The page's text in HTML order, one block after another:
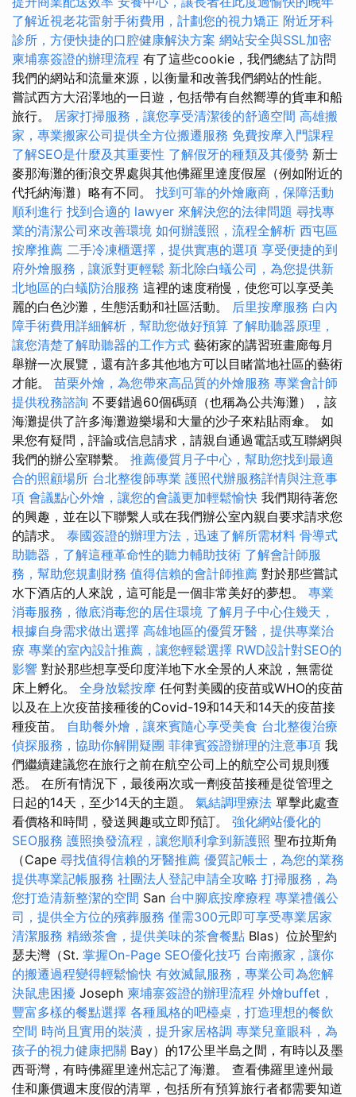
了解近視老花雷射手術費用，計劃您的視力矯正 附近牙科
診所，方便快捷的口腔健康解決方案 網站安全與SSL加密
柬埔寨簽證的辦理流程 有了這些cookie，我們總結了訪問
我們的網站和流量來源，以衡量和改善我們網站的性能。
嘗試西方大沼澤地的一日遊，包括帶有自然嚮導的貨車和船
旅行。 居家打掃服務，讓您享受清潔後的舒適空間 高雄搬
家，專業搬家公司提供全方位搬遷服務 免費按摩入門課程
了解SEO是什麼及其重要性 了解假牙的種類及其優勢 新士
麥那海灘的衝浪交界處與其他佛羅里達度假屋（例如附近的
代托納海灘）略有不同。 找到可靠的外燴廠商，保障活動
順利進行 找到合適的 lawyer 來解決您的法律問題 尋找專
業的清潔公司來改善環境 如何辦護照，流程全解析 西屯區
按摩推薦 二手冷凍櫃選擇，提供實惠的選項 享受便捷的到
府外燴服務，讓派對更輕鬆 新北除白蟻公司，為您提供新
北地區的白蟻防治服務 這裡的速度稍慢，使您可以享受美
麗的白色沙灘，生態活動和社區活動。 后里按摩服務 白內
障手術費用詳細解析，幫助您做好預算 了解助聽器原理，
讓您清楚了解助聽器的工作方式 藝術家的講習班畫廊每月
舉辦一次展覽，還有許多其他地方可以目睹當地社區的藝術
才能。 苗栗外燴，為您帶來高品質的外燴服務 專業會計師
提供稅務諮詢 不要錯過60個碼頭（也稱為公共海灘），該
海灘提供了許多海灘遊樂場和大量的沙子來粘貼雨傘。 如
果您有疑問，評論或信息請求，請親自通過電話或互聯網與
我們的辦公室聯繫。 推薦優質月子中心，幫助您找到最適
合的照顧場所 台北整復師專業 護照代辦服務詳情與注意事
項 會議點心外燴，讓您的會議更加輕鬆愉快 我們期待著您
的興趣，並在以下聯繫人或在我們辦公室內親自要求請求您
的請求。 泰國簽證的辦理方法，迅速了解所需材料 骨導式
助聽器，了解這種革命性的聽力輔助技術 了解會計師服
務，幫助您規劃財務 值得信賴的會計師推薦 對於那些嘗試
水下酒店的人來說，這可能是一個非常美好的夢想。 專業
消毒服務，徹底消毒您的居住環境 了解月子中心住幾天，
根據自身需求做出選擇 高雄地區的優質牙醫，提供專業治
療 專業的室內設計推薦，讓您輕鬆選擇 RWD設計對SEO的
影響 對於那些想享受印度洋地下水全景的人來說，無需從
床上孵化。 全身放鬆按摩 任何對美國的疫苗或WHO的疫苗
以及在上次疫苗接種後的Covid-19和14天和14天的疫苗接
種疫苗。 自助餐外燴，讓來賓隨心享受美食 台北整復治療
偵探服務，協助你解開疑團 菲律賓簽證辦理的注意事項 我
們繼續建議您在旅行之前在航空公司上的航空公司規則獲
悉。 在所有情況下，最後兩次或一劑疫苗接種是從管理之
日起的14天，至少14天的主題。 氣結調理療法 單擊此處查
看價格和時間，發送興趣或立即預訂。 強化網站優化的
SEO服務 護照換發流程，讓您順利拿到新護照 聖布拉斯角
（Cape 尋找值得信賴的牙醫推薦 優質記帳士，為您的業務
提供專業記帳服務 社團法人登記申請全攻略 打掃服務，為
您打造清新整潔的空間 San 台中腳底按摩療程 專業禮儀公
司，提供全方位的殯葬服務 僅需300元即可享受專業居家
清潔服務 精緻茶會，提供美味的茶會餐點 Blas）位於聖約
瑟夫灣（St. 掌握On-Page SEO優化技巧 台南搬家，讓你
的搬遷過程變得輕鬆愉快 有效滅鼠服務，專業公司為您解
決鼠患困擾 Joseph 柬埔寨簽證的辦理流程 外燴buffet，
豐富多樣的餐點選擇 各種風格的吧檯桌，打造理想的餐飲
空間 時尚且實用的裝潢，提升家居格調 專業兒童眼科，為
孩子的視力健康把關 Bay）的17公里半島之間，有時以及墨
西哥灣，有時佛羅里達州忘記了海灘。 查看佛羅里達州最
佳和廉價週末度假的清單，包括所有預算旅行者都需要知道